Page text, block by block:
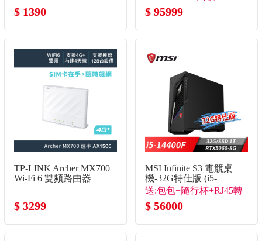
$ 1390
SSD/GeForce RTX5080)
$ 95999
TP-LINK Archer MX700
Wi-Fi 6 雙頻路由器
$ 3299
MSI Infinite S3 電競桌
機-32G特仕版 (i5-
14400F/32G/1T
SSD/RTX5060-8G/Win11)
送:包包+隨行杯+RJ45轉
接線
$ 56000